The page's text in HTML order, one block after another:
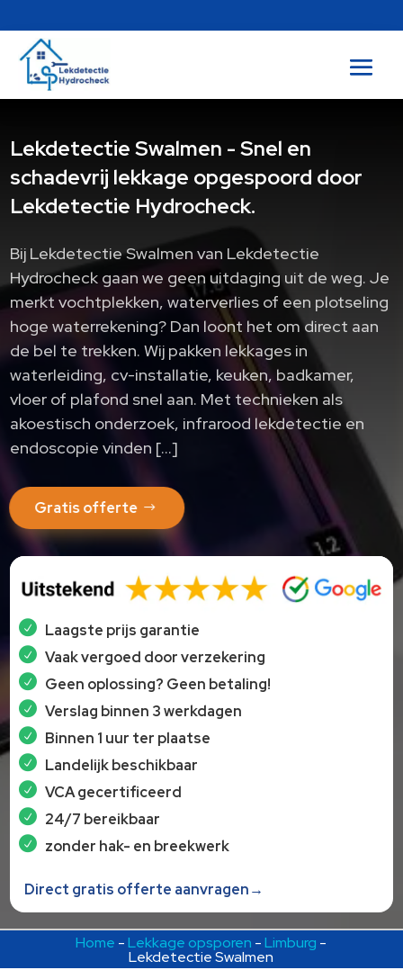
Lekdetectie Swalmen - Snel en
schadevrij lekkage opgespoord door
Lekdetectie Hydrocheck.
Bij Lekdetectie Swalmen van Lekdetectie
Hydrocheck gaan we geen uitdaging uit de weg. Je
merkt vochtplekken, waterverlies of een plotseling
hoge waterrekening? Dan loont het om direct aan
de bel te trekken. Wij pakken lekkages in
waterleiding, cv-installatie, keuken, badkamer,
vloer of plafond snel aan. Met technieken als
akoestisch onderzoek, infrarood lekdetectie en
endoscopie vinden […]
Gratis offerte
Laagste prijs garantie
Vaak vergoed door verzekering
Geen oplossing? Geen betaling!
Verslag binnen 3 werkdagen
Binnen 1 uur ter plaatse
Landelijk beschikbaar
VCA gecertificeerd
24/7 bereikbaar
zonder hak- en breekwerk
Direct gratis offerte aanvragen→
Home -Lekkage opsporen -Limburg -
Lekdetectie Swalmen